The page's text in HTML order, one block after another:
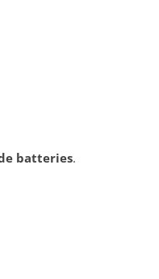
batteries.